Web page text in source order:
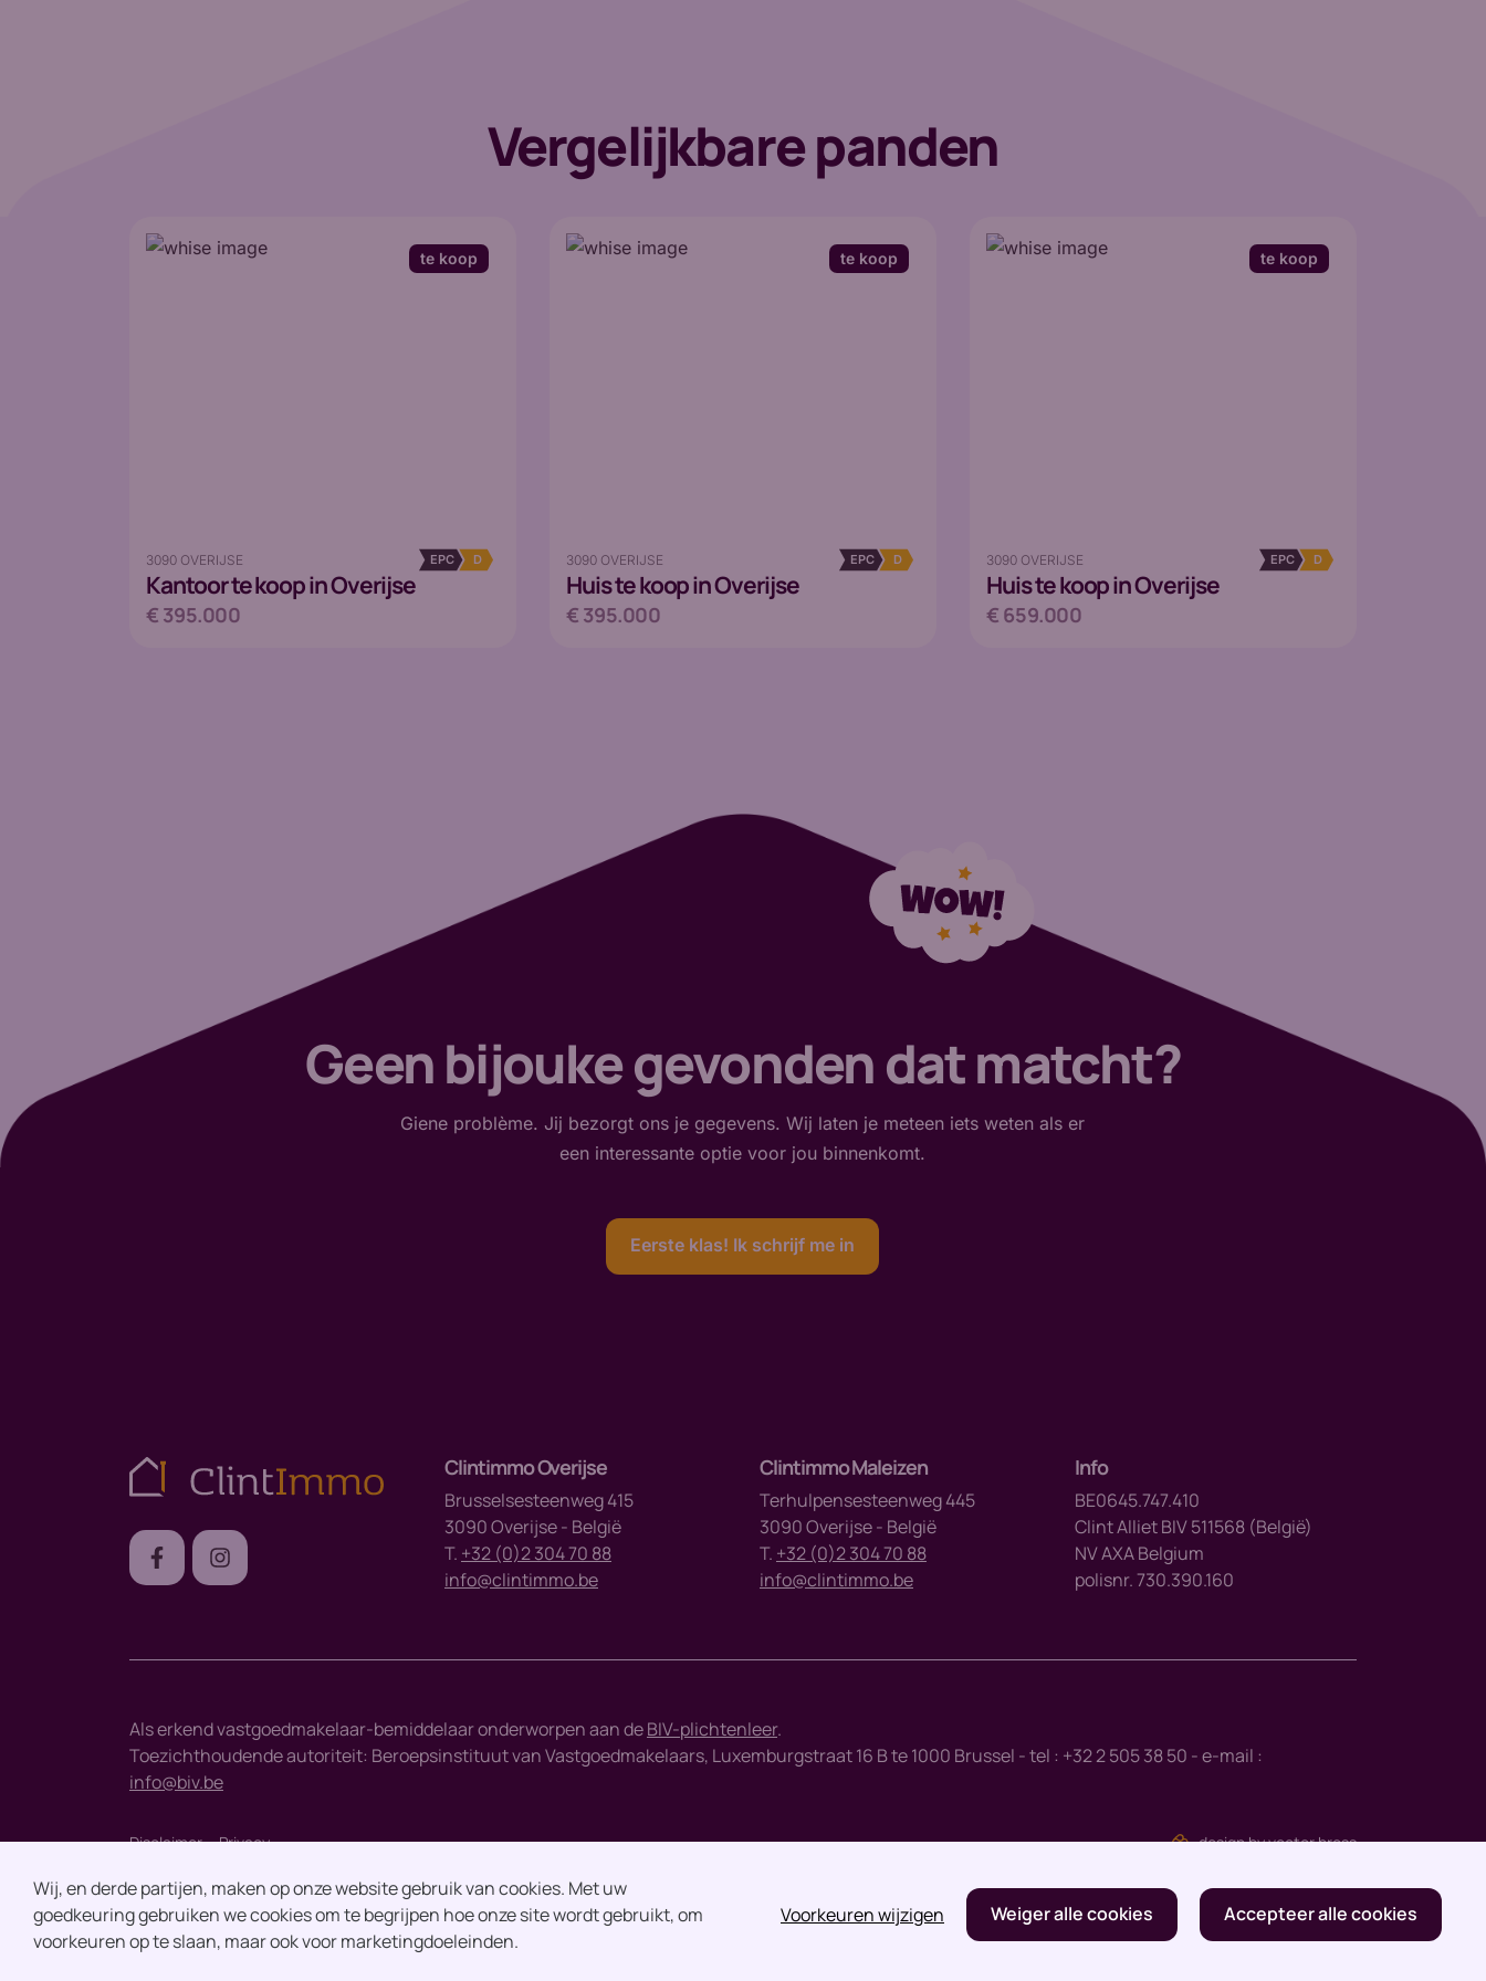
Vergelijkbare panden
3090 OVERIJSE
Kantoorte koop in Overijse
EPC D
€ 395.000
te koop
3090 OVERIJSE
Huiste koop in Overijse
EPC D
€ 395.000
te koop
3090 OVERIJSE
Huiste koop in Overijse
EPC D
€ 659.000
te koop
Geen bijouke gevonden dat matcht?
Giene problème. Jij bezorgt ons je gegevens. Wij laten je meteen iets weten als er
een interessante optie voor jou binnenkomt.
Eerste klas! Ik schrijf me in
Clintimmo Overijse
Brusselsesteenweg 415
3090 Overijse - België
T. +32 (0)2 304 70 88
info@clintimmo.be
Info
BE0645.747.410
Clint Alliet BIV 511568 (België)
NV AXA Belgium
polisnr. 730.390.160
Clintimmo Maleizen
Terhulpensesteenweg 445
3090 Overijse - België
T. +32 (0)2 304 70 88
info@clintimmo.be
Als erkend vastgoedmakelaar-bemiddelaar onderworpen aan deBIV-plichtenleer.
Toezichthoudende autoriteit: Beroepsinstituut van Vastgoedmakelaars, Luxemburgstraat 16 B te 1000 Brussel - tel : +32 2 505 38 50 - e-mail :
info@biv.be
Disclaimer Privacy design by vector bross
Wij, en derde partijen, maken op onze website gebruik van cookies. Met uw
goedkeuring gebruiken we cookies om te begrijpen hoe onze site wordt gebruikt, om
voorkeuren op te slaan, maar ook voor marketingdoeleinden.
Voorkeuren wijzigen Weiger alle cookies Accepteer alle cookies